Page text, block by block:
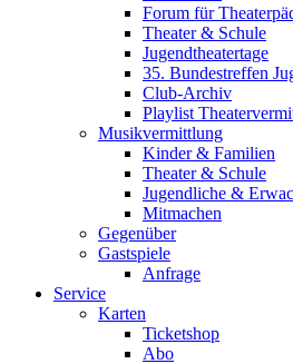
Forum für
Theater & Schule
Jugendtheatertage
35. Bundestreffen
Club-Archiv
Playlist
Musikvermittlung
Kinder & Familien
Theater & Schule
Jugendliche &
Mitmachen
Gegenüber
Gastspiele
Anfrage
Service
Karten
Ticketshop
Abo